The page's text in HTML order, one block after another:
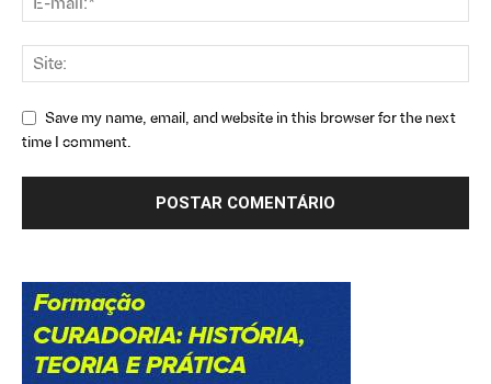
Save my name, email, and website in this browser for the next
time I comment.